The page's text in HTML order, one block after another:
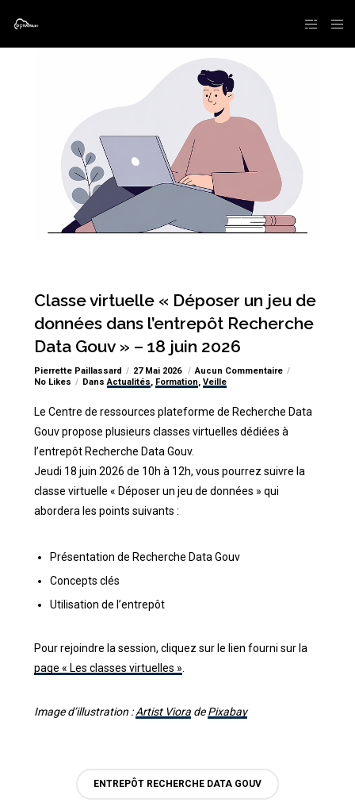
Classe virtuelle « Déposer un jeu de
données dans l’entrepôt Recherche
Data Gouv » – 18 juin 2026
Pierrette Paillassard 27 Mai 2026
Aucun Commentaire
No Likes
DansActualités, Formation, Veille
Le Centre de ressources plateforme de Recherche Data
Gouv propose plusieurs classes virtuelles dédiées à
l’entrepôt Recherche Data Gouv.
Jeudi 18 juin 2026 de 10h à 12h, vous pourrez suivre la
classe virtuelle « Déposer un jeu de données » qui
abordera les points suivants :
Présentation de Recherche Data Gouv
Concepts clés
Utilisation de l’entrepôt
Pour rejoindre la session, cliquez sur le lien fourni sur la
page « Les classes virtuelles »
Image d’illustration :Artist VioradePixabay
ENTREPÔT RECHERCHE DATA GOUV